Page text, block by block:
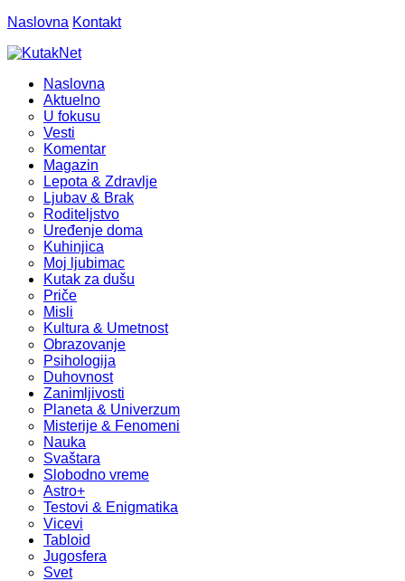
Naslovna Kontakt
Naslovna
Aktuelno
U fokusu
Vesti
Komentar
Magazin
Lepota & Zdravlje
Ljubav & Brak
Roditeljstvo
Uređenje doma
Kuhinjica
Moj ljubimac
Kutak za dušu
Priče
Misli
Kultura & Umetnost
Obrazovanje
Psihologija
Duhovnost
Zanimljivosti
Planeta & Univerzum
Misterije & Fenomeni
Nauka
Svaštara
Slobodno vreme
Astro+
Testovi & Enigmatika
Vicevi
Tabloid
Jugosfera
Svet